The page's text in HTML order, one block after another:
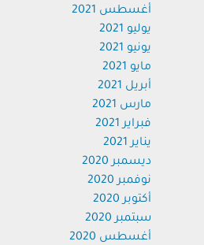
أغسطس 2021
يوليو 2021
يونيو 2021
مايو 2021
أبريل 2021
مارس 2021
فبراير 2021
يناير 2021
ديسمبر 2020
نوفمبر 2020
أكتوبر 2020
سبتمبر 2020
أغسطس 2020